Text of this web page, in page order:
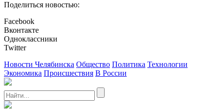
Поделиться новостью:
Facebook
Вконтакте
Одноклассники
Twitter
Новости Челябинска Общество Политика Технологии
Экономика Происшествия В России